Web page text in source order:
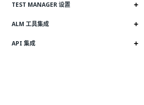
TEST MANAGER 设置
ALM 工具集成
API 集成